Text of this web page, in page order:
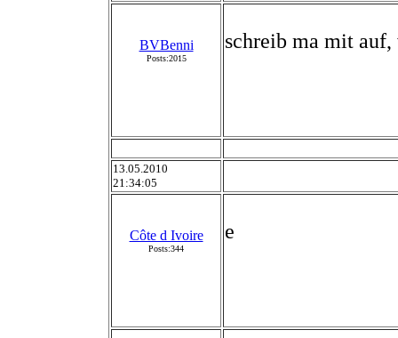
BVBenni
Posts:2015
schreib ma mit auf,
13.05.2010
21:34:05
Côte d Ivoire
Posts:344
e